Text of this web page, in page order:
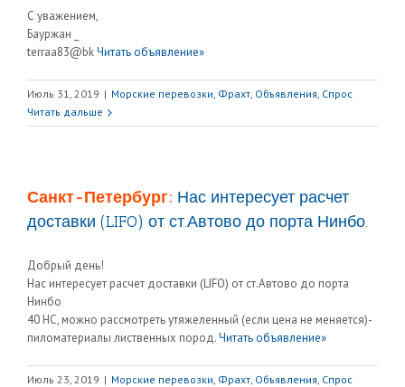
С уважением,
Бауржан _
terraa83@bkЧитать объявление»
Июль 31, 2019 | Морские перевозки, Фрахт, Объявления, Спрос
Читать дальше
Санкт-Петербург: Нас интересует расчет
доставки (LIFO) от ст.Автово до порта Нинбо.
Добрый день!
Нас интересует расчет доставки (LIFO) от ст.Автово до порта
Нинбо
40 HC, можно рассмотреть утяжеленный (если цена не меняется)-
пиломатериалы лиственных пород.Читать объявление»
Июль 23, 2019 | Морские перевозки, Фрахт, Объявления, Спрос